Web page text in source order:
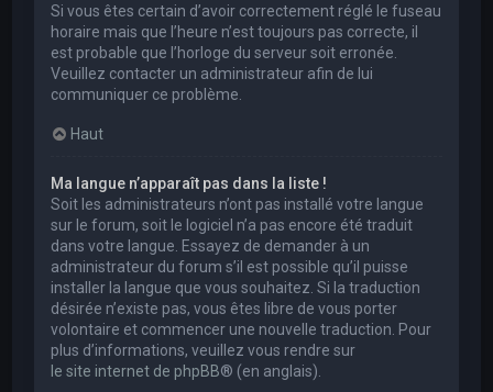
Si vous êtes certain d’avoir correctement réglé le fuseau
horaire mais que l’heure n’est toujours pas correcte, il
est probable que l’horloge du serveur soit erronée.
Veuillez contacter un administrateur afin de lui
communiquer ce problème.
Haut
Ma langue n’apparaît pas dans la liste !
Soit les administrateurs n’ont pas installé votre langue
sur le forum, soit le logiciel n’a pas encore été traduit
dans votre langue. Essayez de demander à un
administrateur du forum s’il est possible qu’il puisse
installer la langue que vous souhaitez. Si la traduction
désirée n’existe pas, vous êtes libre de vous porter
volontaire et commencer une nouvelle traduction. Pour
plus d’informations, veuillez vous rendre sur
le site internet de phpBB® (en anglais).